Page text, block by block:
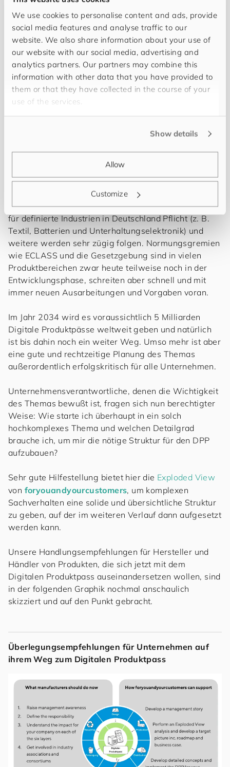
We use cookies to personalise content and ads, provide
social media features and analyse traffic to our
website. We also share information about your use of
our website with our social media, advertising and
analytics partners. Our partners may combine this
information with other data that you have provided to
them or that they have collected in the course of your
use of the services.
Show details
Allow
Customize
nicht, ob man sich mit dem Thema auseinandersetzen
möchte, sondern vielmehr: wann?
Bereits Anfang 2027 werden Digitale Produktpässe
für definierte Industrien in Deutschland Pflicht (z. B.
Textil, Batterien und Unterhaltungselektronik) und
weitere werden sehr zügig folgen. Normungsgremien
wie ECLASS und die Gesetzgebung sind in vielen
Produktbereichen zwar heute teilweise noch in der
Entwicklungsphase, schreiten aber schnell und mit
immer neuen Ausarbeitungen und Vorgaben voran.
Im Jahr 2034 wird es voraussichtlich 5 Milliarden
Digitale Produktpässe weltweit geben und natürlich
ist bis dahin noch ein weiter Weg. Umso mehr ist aber
eine gute und rechtzeitige Planung des Themas
außerordentlich erfolgskritisch für alle Unternehmen.
Unternehmensverantwortliche, denen die Wichtigkeit
des Themas bewußt ist, fragen sich nun berechtigter
Weise: Wie starte ich überhaupt in ein solch
hochkomplexes Thema und welchen Detailgrad
brauche ich, um mir die nötige Struktur für den DPP
aufzubauen?
Sehr gute Hilfestellung bietet hier die Exploded View
von foryouandyourcustomers, um komplexen
Sachverhalten eine solide und übersichtliche Struktur
zu geben, auf der im weiteren Verlauf dann aufgesetzt
werden kann.
Unsere Handlungsempfehlungen für Hersteller und
Händler von Produkten, die sich jetzt mit dem
Digitalen Produktpass auseinandersetzen wollen, sind
in der folgenden Graphik nochmal anschaulich
skizziert und auf den Punkt gebracht.
Überlegungsempfehlungen für Unternehmen auf
ihrem Weg zum Digitalen Produktpass